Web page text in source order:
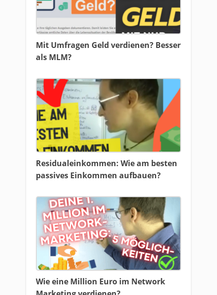
Mit Umfragen Geld verdienen? Besser
als MLM?
Residualeinkommen: Wie am besten
passives Einkommen aufbauen?
Wie eine Million Euro im Network